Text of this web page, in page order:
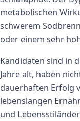
metabolischen
schwerem
oder einem sehr
Kandidaten sind in
Jahre alt, haben
dauerhaften Erfolg
lebenslangen
und